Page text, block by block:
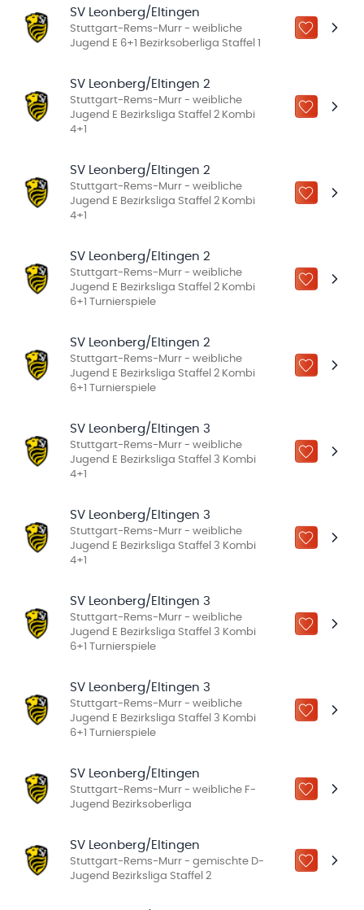
SV Leonberg/Eltingen
Stuttgart-Rems-Murr - weibliche
Jugend E 6+1 Bezirksoberliga Staffel 1
ZU „MEINE
SV Leonberg/Eltingen 2
Stuttgart-Rems-Murr - weibliche
Jugend E Bezirksliga Staffel 2 Kombi
4+1
ZU „MEINE
SV Leonberg/Eltingen 2
Stuttgart-Rems-Murr - weibliche
Jugend E Bezirksliga Staffel 2 Kombi
4+1
ZU „MEINE
SV Leonberg/Eltingen 2
Stuttgart-Rems-Murr - weibliche
Jugend E Bezirksliga Staffel 2 Kombi
6+1 Turnierspiele
ZU „MEINE
SV Leonberg/Eltingen 2
Stuttgart-Rems-Murr - weibliche
Jugend E Bezirksliga Staffel 2 Kombi
6+1 Turnierspiele
ZU „MEINE
SV Leonberg/Eltingen 3
Stuttgart-Rems-Murr - weibliche
Jugend E Bezirksliga Staffel 3 Kombi
4+1
ZU „MEINE
SV Leonberg/Eltingen 3
Stuttgart-Rems-Murr - weibliche
Jugend E Bezirksliga Staffel 3 Kombi
4+1
ZU „MEINE
SV Leonberg/Eltingen 3
Stuttgart-Rems-Murr - weibliche
Jugend E Bezirksliga Staffel 3 Kombi
6+1 Turnierspiele
ZU „MEINE
SV Leonberg/Eltingen 3
Stuttgart-Rems-Murr - weibliche
Jugend E Bezirksliga Staffel 3 Kombi
6+1 Turnierspiele
ZU „MEINE
SV Leonberg/Eltingen
Stuttgart-Rems-Murr - weibliche F-
Jugend Bezirksoberliga
ZU „MEINE
SV Leonberg/Eltingen
Stuttgart-Rems-Murr - gemischte D-
Jugend Bezirksliga Staffel 2
ZU „MEINE